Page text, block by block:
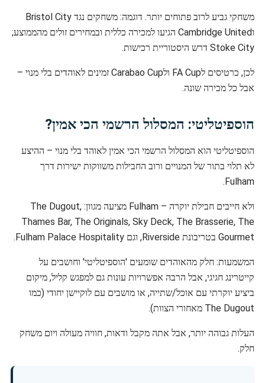
משחקי גביע לרוב פתוחים יותר. דוגמה: משחקים נגד Bristol City
וCambridge United הגיעו למכירה כללית ובמחירים זולים מהממוצע;
Stoke City דרש היסטוריית רכישות.
לכן, כרטיסים לFA Cup ולCarabao Cup זמינים לאוהדים בלי מנוי –
אבל כל מכירה שונה.
הוספיטליטי: המסלול הרשמי הכי אמין?
הוספיטליטי הוא המסלול הרשמי הכי אמין לאוהד בלי מנוי – ההיצע
לא תלוי בתור של המנויים ורוב החבילות משווקות ישירות דרך
Fulham.
ולא חייבים חבילת יוקרה – Fulham מציעה מגוון: The Dugout,
Thames Bar, The Originals, Sky Deck, The Brasserie, The
Gourmet בטריבונת Riverside, וגם Fulham Palace Hospitality.
המשמעות: חלק מהאוהדים שומעים 'הוספיטליטי' וחושבים על
קייטרינג חגיגי, אבל הרבה אפשרויות עונות גם למפגש קליל, מיקום
ביציע יוקרתי עם אוכל/שתייה, או מושבים עם לוקיישן יחודי (כמו
The Dugout מאחורי הצוות).
העלות גבוהה יותר, אבל אתה מקבל ודאות, חוויה מעולה ויום משחק
חלק.